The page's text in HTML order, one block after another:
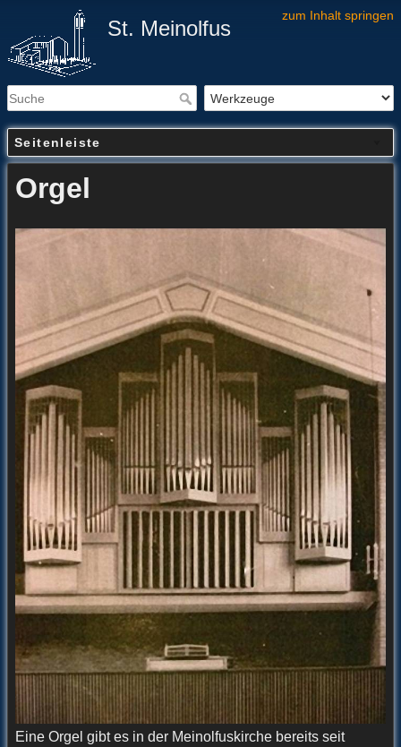
zum Inhalt springen
St. Meinolfus
Seitenleiste
Orgel
Eine Orgel gibt es in der Meinolfuskirche bereits seit